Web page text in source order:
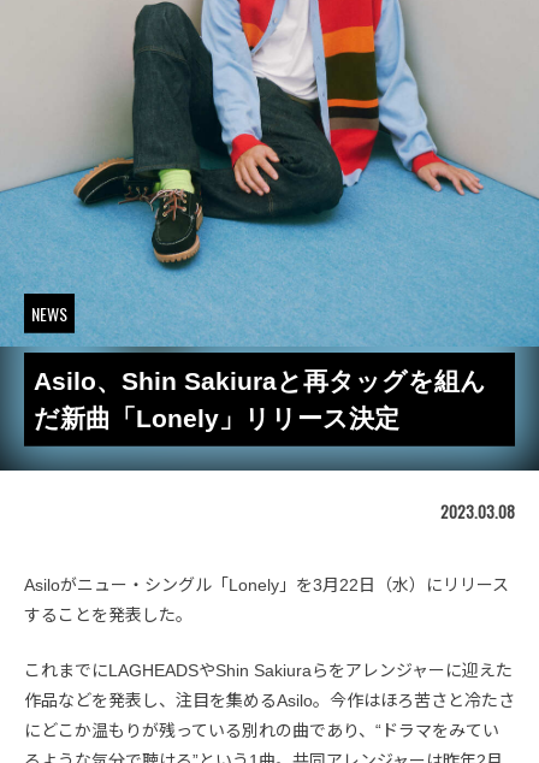
NEWS
Asilo、Shin Sakiuraと再タッグを組ん
だ新曲「Lonely」リリース決定
2023.03.08
Asiloがニュー・シングル「Lonely」を3月22日（水）にリリース
することを発表した。
これまでにLAGHEADSやShin Sakiuraらをアレンジャーに迎えた
作品などを発表し、注目を集めるAsilo。今作はほろ苦さと冷たさ
にどこか温もりが残っている別れの曲であり、“ドラマをみてい